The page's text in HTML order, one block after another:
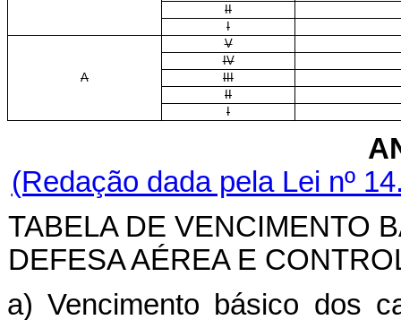
II
I
A
V
IV
III
II
I
(Redação dada pela Lei nº
TABELA DE VENCIMENTO
DEFESA AÉREA E
a) Vencimento básico dos